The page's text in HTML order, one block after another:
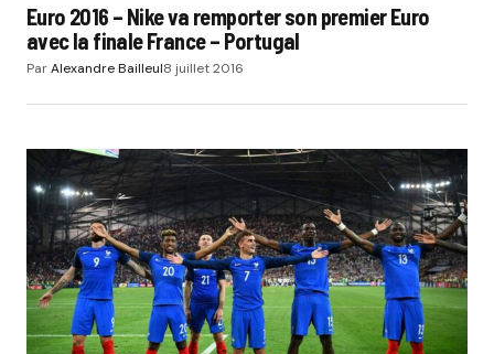
Euro 2016 – Nike va remporter son premier Euro
avec la finale France – Portugal
ParAlexandre Bailleul8 juillet 2016